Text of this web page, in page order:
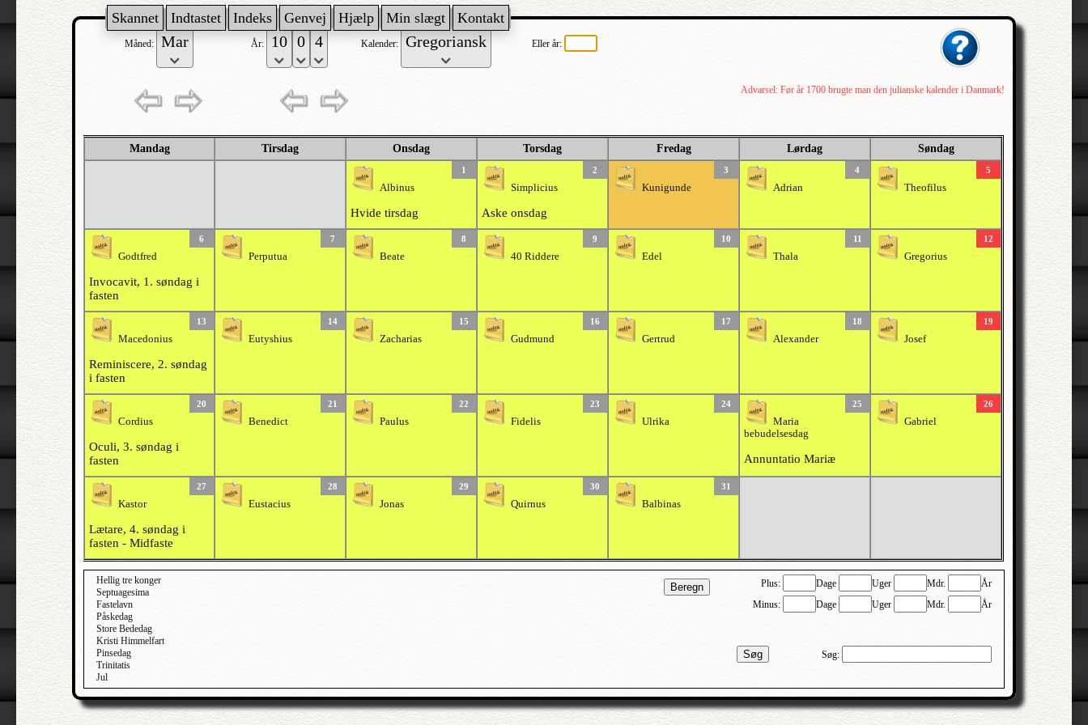
Skannet Indtastet Indeks Genvej Hjælp Min slægt Kontakt
Måned: År: Kalender: Eller år:
Advarsel: Før år 1700 brugte man den julianske kalender i Danmark!
Mandag Tirsdag Onsdag Torsdag Fredag Lørdag Søndag
1
Albinus
Hvide tirsdag
2
Simplicius
Aske onsdag
3
Kunigunde
4
Adrian
5
Theofilus
6
Godtfred
Invocavit, 1. søndag i
fasten
7
Perputua
8
Beate
9
40 Riddere
10
Edel
11
Thala
12
Gregorius
13
Macedonius
Reminiscere, 2. søndag
i fasten
14
Eutyshius
15
Zacharias
16
Gudmund
17
Gertrud
18
Alexander
19
Josef
20
Cordius
Oculi, 3. søndag i
fasten
21
Benedict
22
Paulus
23
Fidelis
24
Ulrika
25
Maria
bebudelsesdag
Annuntatio Mariæ
26
Gabriel
27
Kastor
Lætare, 4. søndag i
fasten - Midfaste
28
Eustacius
29
Jonas
30
Quirnus
31
Balbinas
Beregn Plus: Dage Uger Mdr.
År
Minus:
Dage Uger Mdr. År
Søg Søg:
Hellig tre konger
Septuagesima
Fastelavn
Påskedag
Store Bededag
Kristi Himmelfart
Pinsedag
Trinitatis
Jul